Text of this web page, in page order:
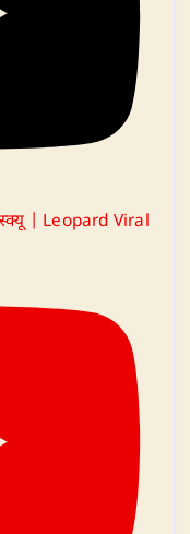
रेस्क्यू | Leopard Viral